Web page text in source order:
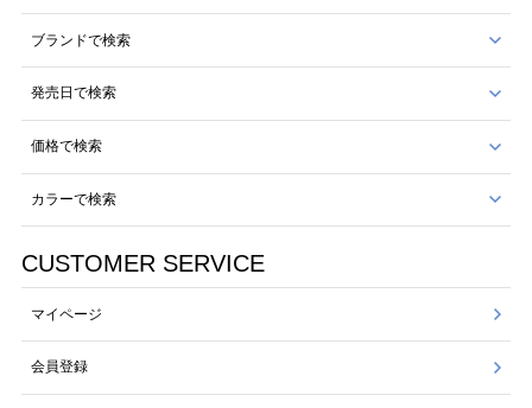
ブランドで検索
発売日で検索
価格で検索
カラーで検索
CUSTOMER SERVICE
マイページ
会員登録